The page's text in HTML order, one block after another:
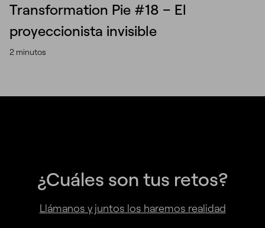
Transformation Pie #18 – El
proyeccionista invisible
2 minutos
¿Cuáles son tus retos?
Llámanos y juntos los haremos realidad